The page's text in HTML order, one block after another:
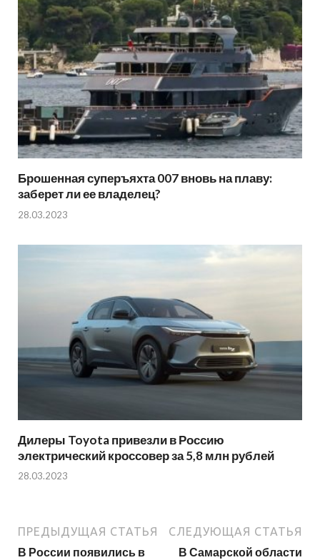
Брошенная суперъяхта 007 вновь на плаву:
заберет ли ее владелец?
28.03.2023
Дилеры Toyota привезли в Россию
электрический кроссовер за 5,8 млн рублей
28.03.2023
ПРЕДЫДУЩАЯ СТАТЬЯ
В России появились в
СЛЕДУЮЩАЯ СТАТЬЯ
В Самарской области